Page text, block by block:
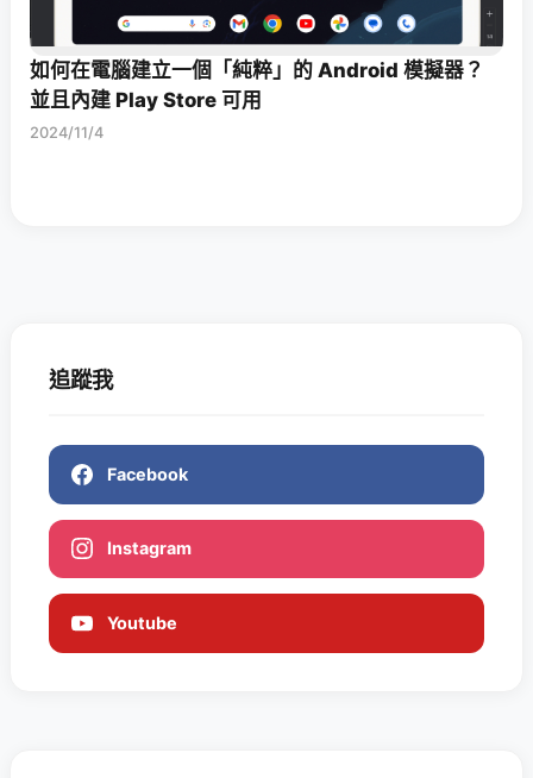
如何在電腦建立一個「純粹」的 Android 模擬器？
並且內建 Play Store 可用
2024/11/4
追蹤我
Facebook
Instagram
Youtube